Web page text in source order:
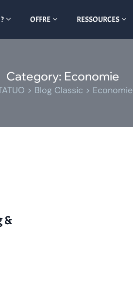
OFFRE RESSOURCES
Category: Economie
> Blog Classic > Economie
&